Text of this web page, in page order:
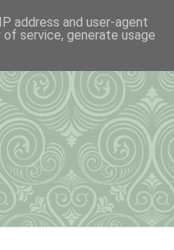
address and user-agent
service, generate usage